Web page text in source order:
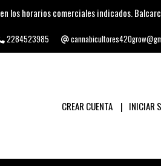
los horarios comerciales indicados.
2284523985
CREAR CUENTA INICIAR